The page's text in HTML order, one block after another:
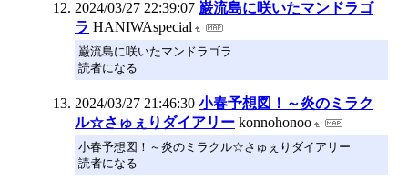
2024/03/27 22:39:07 巌流島に咲いたマンドラゴ
ラ HANIWAspecial
巌流島に咲いたマンドラゴラ
読者になる
2024/03/27 21:46:30 小春予想図！～炎のミラク
ル☆さゅぇりダイアリー konnohonoo
小春予想図！～炎のミラクル☆さゅぇりダイアリー
読者になる